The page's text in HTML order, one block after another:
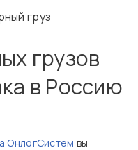
груз
грузов
в Россию
ОнлогСистем вы